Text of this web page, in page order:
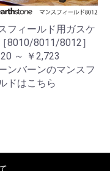
フィールド用ガスケ
8010/8011/8012］
～ ￥2,723
ンバーンのマンスフ
ドはこちら